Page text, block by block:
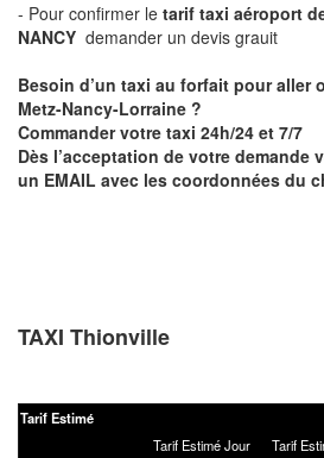
- Pour confirmer le tarif taxi aéroport
NANCY demander un devis grauit
Besoin d’un taxi au forfait pour aller
Metz-Nancy-Lorraine ?
Commander votre taxi 24h/24 et 7/7
Dès l’acceptation de votre demande
un EMAIL avec les coordonnées du
TAXI Thionville
Tarif Estimé
Tarif Estimé Jour
Tarif